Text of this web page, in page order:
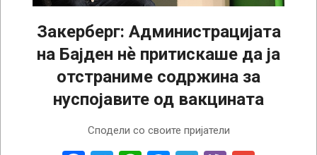
Закерберг: Администрацијата
на Бајден нѐ притискаше да ја
отстраниме содржина за
нуспојавите од вакцината
Сподели со своите пријатели